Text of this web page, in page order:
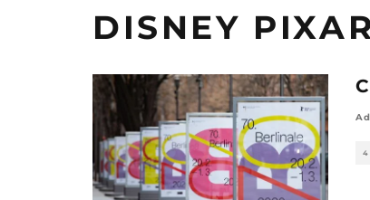
DISNEY PIXAR
4